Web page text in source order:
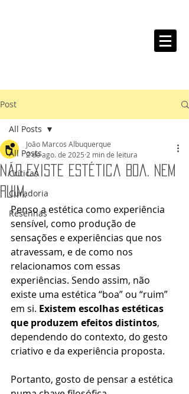
Post
All Posts
Críticas
Curadoria
Resenhas
All Posts
Não Existe Estética Boa. Nem
Ruim.
João Marcos Albuquerque
2 de ago. de 2025 2 min de leitura
Penso a estética como experiência
sensível, como produção de
sensações e experiências que nos
atravessam, e de como nos
relacionamos com essas
experiências. Sendo assim, não
existe uma estética “boa” ou “ruim”
em si. Existem escolhas estéticas
que produzem efeitos distintos,
dependendo do contexto, do gesto
criativo e da experiência proposta.
Portanto, gosto de pensar a estética